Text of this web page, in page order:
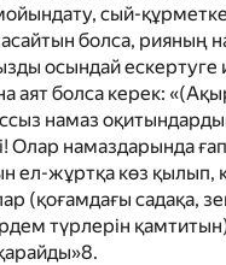
сый-
болса, рияның
осындай ескертуге
аят болса керек:
намаз
Олар намаздарында
ел­-жұртқа көз қылып,
(қоғамдағы садақа,
түрлерін
8.